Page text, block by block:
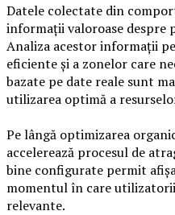
Datele colectate din
informații valoroase despre
Analiza acestor informații
eficiente și a zonelor care
bazate pe date reale sunt
utilizarea optimă a
Pe lângă optimizarea
accelerează procesul de
bine configurate permit
momentul în care
relevante.